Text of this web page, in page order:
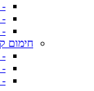
-
-
-
חימום
-
-
-